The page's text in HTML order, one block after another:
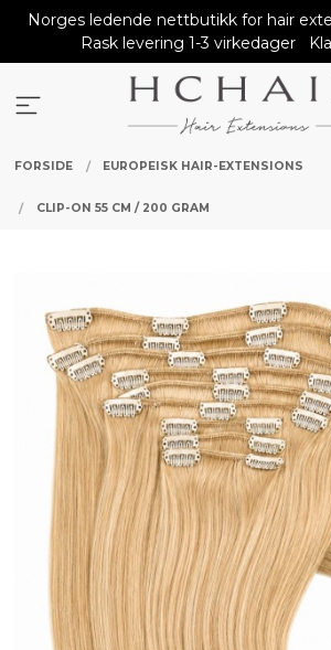
Norges ledende nettbutikk for hair
Rask levering 1-3 virkedager
FORSIDE EUROPEISK HAIR-EXTENSIONS
CLIP-ON 55 CM / 200 GRAM